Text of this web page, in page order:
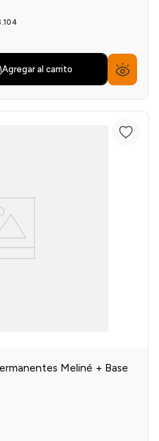
Agregar al carrito
Meliné + Base